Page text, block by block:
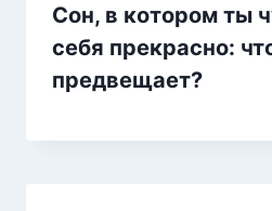
Сон, в котором ты
себя прекрасно:
предвещает?